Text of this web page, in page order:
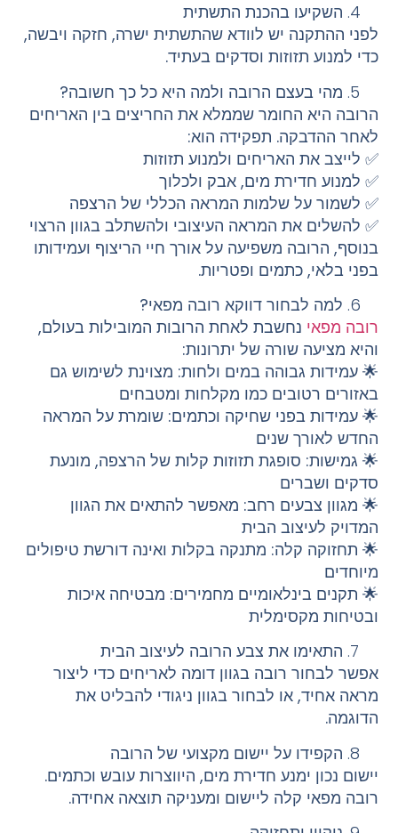
השקיעו בהכנת התשתית
לפני ההתקנה יש לוודא שהתשתית ישרה, חזקה ויבשה,
כדי למנוע תזוזות וסדקים בעתיד.
מהי בעצם הרובה ולמה היא כל כך חשובה?
הרובה היא החומר שממלא את החריצים בין האריחים
לאחר ההדבקה. תפקידה הוא:
✅לייצב את האריחים ולמנוע תזוזות
✅למנוע חדירת מים, אבק ולכלוך
✅לשמור על שלמות המראה הכללי של הרצפה
✅להשלים את המראה העיצובי ולהשתלב בגוון הרצוי
בנוסף, הרובה משפיעה על אורך חיי הריצוף ועמידותו
בפני בלאי, כתמים ופטריות.
למה לבחור דווקא רובה מפאי?
רובה מפאינחשבת לאחת הרובות המובילות בעולם,
והיא מציעה שורה של יתרונות:
🌟 עמידות גבוהה במים ולחות:מצוינת לשימוש גם
באזורים רטובים כמו מקלחות ומטבחים
🌟 עמידות בפני שחיקה וכתמים:שומרת על המראה
החדש לאורך שנים
🌟 גמישות:סופגת תזוזות קלות של הרצפה, מונעת
סדקים ושברים
🌟 מגוון צבעים רחב:מאפשר להתאים את הגוון
המדויק לעיצוב הבית
🌟 תחזוקה קלה:מתנקה בקלות ואינה דורשת טיפולים
מיוחדים
🌟 תקנים בינלאומיים מחמירים:מבטיחה איכות
ובטיחות מקסימלית
התאימו את צבע הרובה לעיצוב הבית
אפשר לבחור רובה בגוון דומה לאריחים כדי ליצור
מראה אחיד, או לבחור בגוון ניגודי להבליט את
הדוגמה.
הקפידו על יישום מקצועי של הרובה
יישום נכון ימנע חדירת מים, היווצרות עובש וכתמים.
רובה מפאי קלה ליישום ומעניקה תוצאה אחידה.